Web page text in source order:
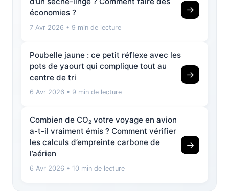
économies ?
7 Avr 2026 • 9 min de lecture
→
Poubelle jaune : ce petit réflexe avec les
pots de yaourt qui complique tout au
centre de tri
6 Avr 2026 • 9 min de lecture
→
Combien de CO₂ votre voyage en avion
a-t-il vraiment émis ? Comment vérifier
les calculs d’empreinte carbone de
l’aérien
6 Avr 2026 • 10 min de lecture
→